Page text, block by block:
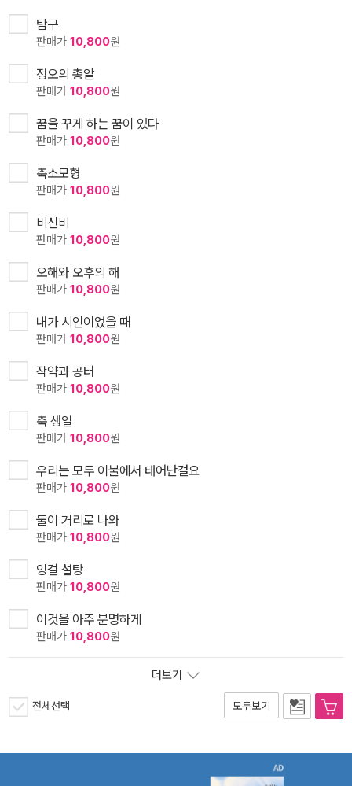
탐구
판매가 10,800원
정오의 총알
판매가 10,800원
꿈을 꾸게 하는 꿈이 있다
판매가 10,800원
축소모형
판매가 10,800원
비신비
판매가 10,800원
오해와 오후의 해
판매가 10,800원
내가 시인이었을 때
판매가 10,800원
작약과 공터
판매가 10,800원
축 생일
판매가 10,800원
우리는 모두 이불에서 태어난걸요
판매가 10,800원
둘이 거리로 나와
판매가 10,800원
잉걸 설탕
판매가 10,800원
이것을 아주 분명하게
판매가 10,800원
더보기
전체선택 모두보기